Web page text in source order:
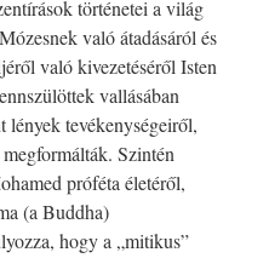
történetei a világ
való átadásáról és
való kivezetéséről Isten
vallásában
lények tevékenységeiről,
Szintén
próféta életéről,
(a Buddha)
hogy a „mitikus”